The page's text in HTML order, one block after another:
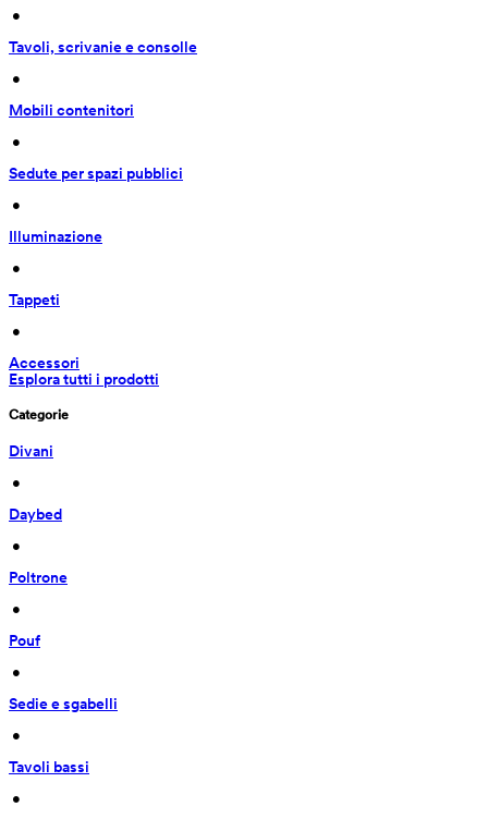
•
Tavoli, scrivanie e consolle
•
Mobili contenitori
•
Sedute per spazi pubblici
•
Illuminazione
•
Tappeti
•
Accessori
Esplora tutti i prodotti
Categorie
Divani
•
Daybed
•
Poltrone
•
Pouf
•
Sedie e sgabelli
•
Tavoli bassi
•